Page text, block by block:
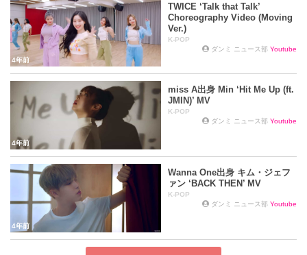
4年前
TWICE ‘Talk that Talk’
Choreography Video (Moving
Ver.)
K-POP
ダンミ ニュース部 Youtube
4年前
miss A出身 Min ‘Hit Me Up (ft.
JMIN)’ MV
K-POP
ダンミ ニュース部 Youtube
4年前
Wanna One出身 キム・ジェフ
ァン ‘BACK THEN’ MV
K-POP
ダンミ ニュース部 Youtube